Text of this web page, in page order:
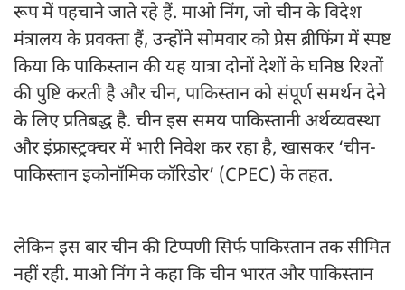
रूप में पहचाने जाते रहे हैं. माओ निंग, जो चीन के विदेश
मंत्रालय के प्रवक्ता हैं, उन्होंने सोमवार को प्रेस ब्रीफिंग में स्पष्ट
किया कि पाकिस्तान की यह यात्रा दोनों देशों के घनिष्ठ रिश्तों
की पुष्टि करती है और चीन, पाकिस्तान को संपूर्ण समर्थन देने
के लिए प्रतिबद्ध है. चीन इस समय पाकिस्तानी अर्थव्यवस्था
और इंफ्रास्ट्रक्चर में भारी निवेश कर रहा है, खासकर ‘चीन-
पाकिस्तान इकोनॉमिक कॉरिडोर’ (CPEC) के तहत.
लेकिन इस बार चीन की टिप्पणी सिर्फ पाकिस्तान तक सीमित
नहीं रही. माओ निंग ने कहा कि चीन भारत और पाकिस्तान